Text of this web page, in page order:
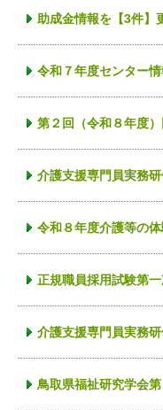
助成金情報を【3件】
令和７年度センター
第２回（令和８年度
介護支援専門員実務
令和８年度介護等の
正規職員採用試験第
介護支援専門員実務
鳥取県福祉研究学会